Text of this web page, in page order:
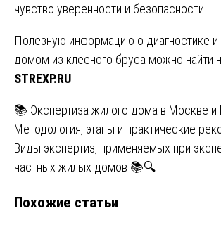
чувство уверенности и безопасности.
Полезную информацию о диагностике и
домом из клееного бруса можно найти
STREXP.RU
Навигация
по
записям
📚 Экспертиза жилого дома в Москве
Методология, этапы и практические
Виды экспертиз, применяемых при
частных жилых домов 📚🔍
Похожие статьи